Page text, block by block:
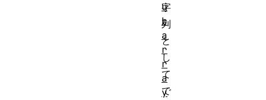
字
列
と
し
て
で
u
b
a
r
r
a
y